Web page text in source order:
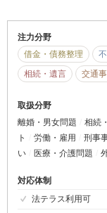
注力分野
借金・債務整理
相続・遺言
交通
取扱分野
離婚・男女問題
相続
ト
労働・雇用 刑事
い
医療・介護問題
対応体制
法テラス利用可